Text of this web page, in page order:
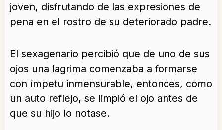
joven, disfrutando de las expresiones de
pena en el rostro de su deteriorado padre.
El sexagenario percibió que de uno de sus
ojos una lagrima comenzaba a formarse
con ímpetu inmensurable, entonces, como
un auto reflejo, se limpió el ojo antes de
que su hijo lo notase.